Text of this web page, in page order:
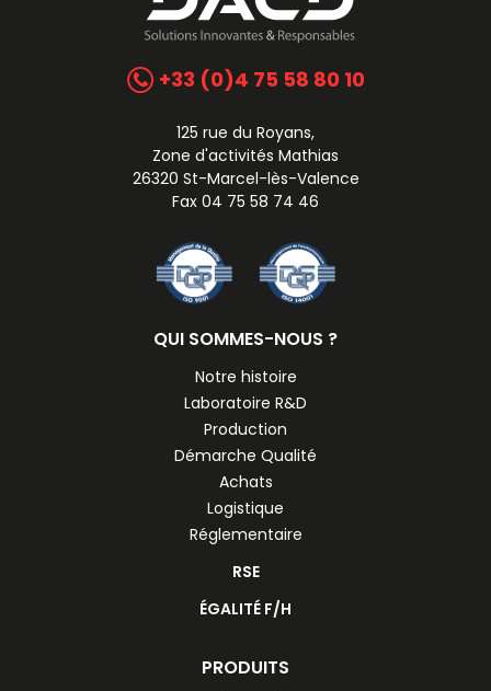
+33 (0)4 75 58 80 10
125 rue du Royans,
Zone d'activités Mathias
26320 St-Marcel-lès-Valence
Fax 04 75 58 74 46
QUI SOMMES-NOUS ?
Notre histoire
Laboratoire R&D
Production
Démarche Qualité
Achats
Logistique
Réglementaire
RSE
ÉGALITÉ F/H
PRODUITS